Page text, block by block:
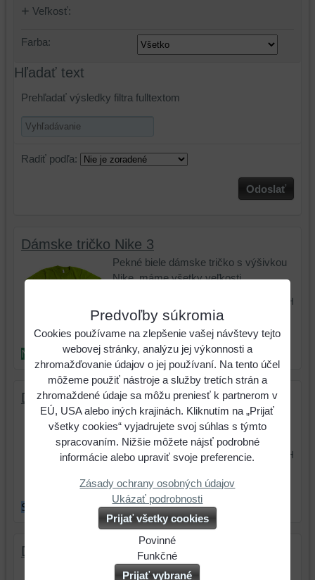
Veľkosť:
Farba:
Hľadať text
Prehľadať výsledky filtra fulltextom
Radiť podľa:
Odoslať
Dámske tričko Nike 3
Pekné biele dámske tričko s výšivkou
Nike, máme všetky veľkosti
s DPH
NOVINKA
Dámske tričko Nike 2
Pekné biele dámske tričko s výšivkou
Nike, máme všetky veľkosti
22,55 € s DPH
SKLADOM
Dámske tričko Nike 1
Pekné biele dámske tričko s výšivkou
Predvoľby súkromia
Cookies používame na zlepšenie vašej návštevy tejto
webovej stránky, analýzu jej výkonnosti a
zhromažďovanie údajov o jej používaní. Na tento účel
môžeme použiť nástroje a služby tretích strán a
zhromaždené údaje sa môžu preniesť k partnerom v
EÚ, USA alebo iných krajinách. Kliknutím na „Prijať
všetky cookies“ vyjadrujete svoj súhlas s týmto
spracovaním. Nižšie môžete nájsť podrobné
informácie alebo upraviť svoje preferencie.
Zásady ochrany osobných údajov
Ukázať podrobnosti
Prijať všetky cookies
Povinné
Funkčné
Prijať vybrané